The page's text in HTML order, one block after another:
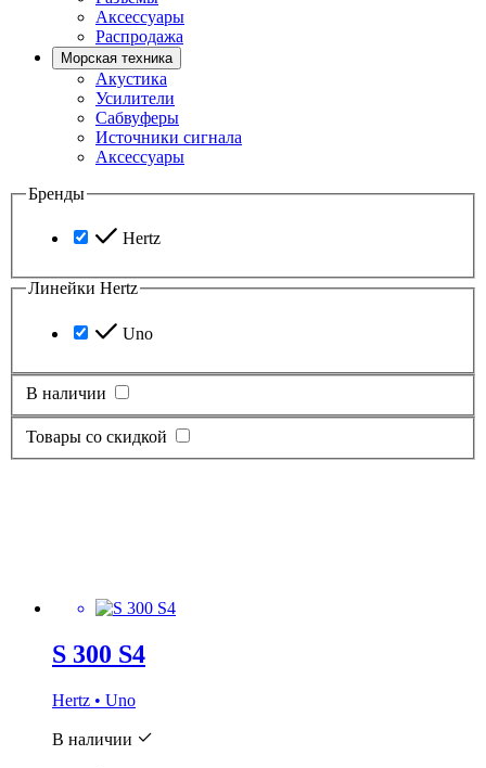
Аксессуары
Распродажа
Морская техника
Акустика
Усилители
Сабвуферы
Источники сигнала
Аксессуары
Бренды
Hertz
Линейки Hertz
Uno
В наличии
Товары со скидкой
S 300 S4
Hertz • Uno
В наличии